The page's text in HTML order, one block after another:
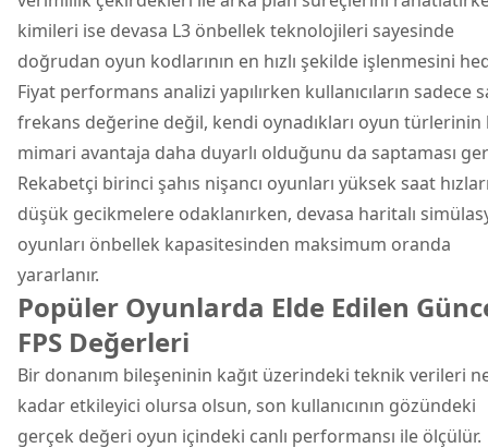
kimileri ise devasa L3 önbellek teknolojileri sayesinde
doğrudan oyun kodlarının en hızlı şekilde işlenmesini
Fiyat performans analizi yapılırken kullanıcıların sadece
frekans değerine değil, kendi oynadıkları oyun türlerinin
mimari avantaja daha duyarlı olduğunu da saptaması
Rekabetçi birinci şahıs nişancı oyunları yüksek saat
düşük gecikmelere odaklanırken, devasa haritalı
oyunları önbellek kapasitesinden maksimum oranda
yararlanır.
Popüler Oyunlarda Elde Edilen
FPS Değerleri
Bir donanım bileşeninin kağıt üzerindeki teknik verileri
kadar etkileyici olursa olsun, son kullanıcının gözündeki
gerçek değeri oyun içindeki canlı performansı ile ölçülür.